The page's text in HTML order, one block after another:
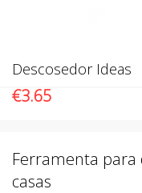
Descosedor Ideas
€3.65
Ferramenta para
casas